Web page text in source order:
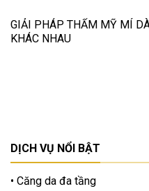
GIẢI PHÁP THẨM MỸ MÍ
KHÁC NHAU
DỊCH VỤ NỔI BẬT
Căng da đa tầng